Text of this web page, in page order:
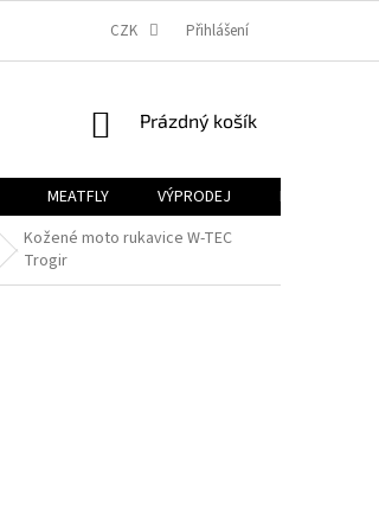
PODMÍNKY OCHRANY OSOBNÍCH ÚDAJŮ
CZK Přihlášení
NÁKUPNÍ
Prázdný košík
MEATFLY VÝPRODEJ B2B
Kožené moto rukavice W-TEC
Trogir